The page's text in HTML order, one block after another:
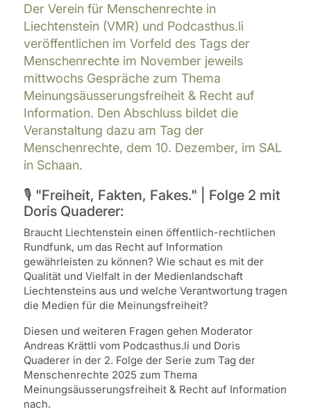
Der Verein für Menschenrechte in
Liechtenstein (VMR) und Podcasthus.li
veröffentlichen im Vorfeld des Tags der
Menschenrechte im November jeweils
mittwochs Gespräche zum Thema
Meinungsäusserungsfreiheit & Recht auf
Information. Den Abschluss bildet die
Veranstaltung dazu am Tag der
Menschenrechte, dem 10. Dezember, im SAL
in Schaan.
🎙️ "Freiheit, Fakten, Fakes." | Folge 2 mit
Doris Quaderer:
Braucht Liechtenstein einen öffentlich-rechtlichen
Rundfunk, um das Recht auf Information
gewährleisten zu können? Wie schaut es mit der
Qualität und Vielfalt in der Medienlandschaft
Liechtensteins aus und welche Verantwortung tragen
die Medien für die Meinungsfreiheit?
Diesen und weiteren Fragen gehen Moderator
Andreas Krättli vom Podcasthus.li und Doris
Quaderer in der 2. Folge der Serie zum Tag der
Menschenrechte 2025 zum Thema
Meinungsäusserungsfreiheit & Recht auf Information
nach.